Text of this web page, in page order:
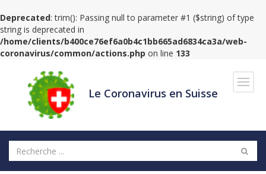
Deprecated: trim(): Passing null to parameter #1 ($string) of type
string is deprecated in
/home/clients/b400ce76ef6a0b4c1bb665ad6834ca3a/web-
coronavirus/common/actions.php on line 133
Le Coronavirus en Suisse